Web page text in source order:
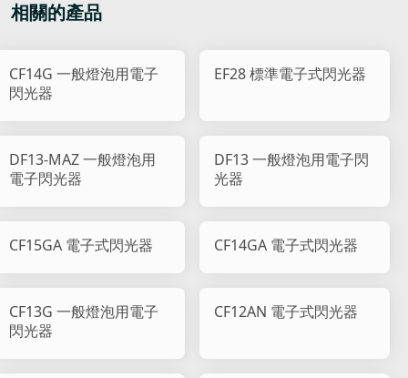
相關的產品
CF14G 一般燈泡用電子
閃光器
EF28 標準電子式閃光器
DF13-MAZ 一般燈泡用
電子閃光器
DF13 一般燈泡用電子閃
光器
CF15GA 電子式閃光器 CF14GA 電子式閃光器
CF13G 一般燈泡用電子
閃光器
CF12AN 電子式閃光器